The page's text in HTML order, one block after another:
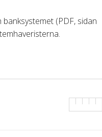
(PDF, sidan